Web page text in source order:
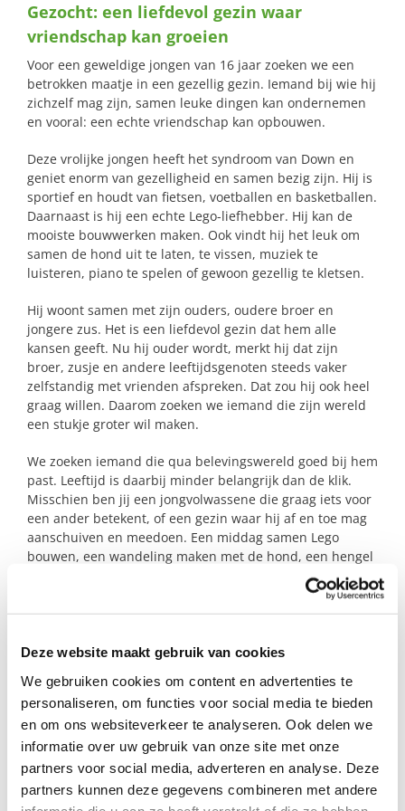
Deze website maakt gebruik van cookies
We gebruiken cookies om content en advertenties te
personaliseren, om functies voor social media te bieden
en om ons websiteverkeer te analyseren. Ook delen we
informatie over uw gebruik van onze site met onze
partners voor social media, adverteren en analyse. Deze
partners kunnen deze gegevens combineren met andere
naar:
Gezocht: een liefdevol gezin waar
vriendschap kan groeien
Voor een geweldige jongen van 16 jaar zoeken we een
betrokken maatje in een gezellig gezin. Iemand bij wie hij
zichzelf mag zijn, samen leuke dingen kan ondernemen
en vooral: een echte vriendschap kan opbouwen.
Deze vrolijke jongen heeft het syndroom van Down en
geniet enorm van gezelligheid en samen bezig zijn. Hij is
sportief en houdt van fietsen, voetballen en basketballen.
Daarnaast is hij een echte Lego-liefhebber. Hij kan de
mooiste bouwwerken maken. Ook vindt hij het leuk om
samen de hond uit te laten, te vissen, muziek te
luisteren, piano te spelen of gewoon gezellig te kletsen.
Hij woont samen met zijn ouders, oudere broer en
jongere zus. Het is een liefdevol gezin dat hem alle
kansen geeft. Nu hij ouder wordt, merkt hij dat zijn
broer, zusje en andere leeftijdsgenoten steeds vaker
zelfstandig met vrienden afspreken. Dat zou hij ook heel
graag willen. Daarom zoeken we iemand die zijn wereld
een stukje groter wil maken.
We zoeken iemand die qua belevingswereld goed bij hem
past. Leeftijd is daarbij minder belangrijk dan de klik.
Misschien ben jij een jongvolwassene die graag iets voor
een ander betekent, of een gezin waar hij af en toe mag
aanschuiven en meedoen. Een middag samen Lego
bouwen, een wandeling maken met de hond, een hengel
uitgooien of een balletje trappen kan voor hem al
vriendschap, plezier en nieuwe ervaringen kan opdoen?
Profiel steungezin
We zoeken een gezin in Ede-zuid die;